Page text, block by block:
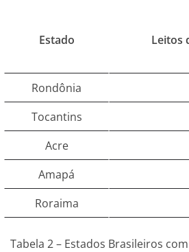
Estado
Leitos
Rondônia
Tocantins
Acre
Amapá
Roraima
Tabela 2 – Estados Brasileiros com